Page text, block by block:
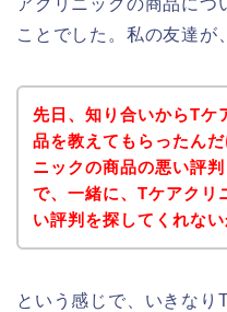
アクリニックの商品につ
ことでした。私の友達が、
先日、知り合いからTケ
品を教えてもらったん
ニックの商品の悪い評
で、一緒に、Tケアクリ
い評判を探してくれない
という感じで、いきなり